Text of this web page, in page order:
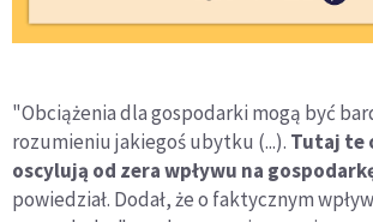
"Obciążenia dla gospodarki mogą być
rozumieniu jakiegoś ubytku (...). Tutaj te
oscylują od zera wpływu na
powiedział. Dodał, że o faktycznym